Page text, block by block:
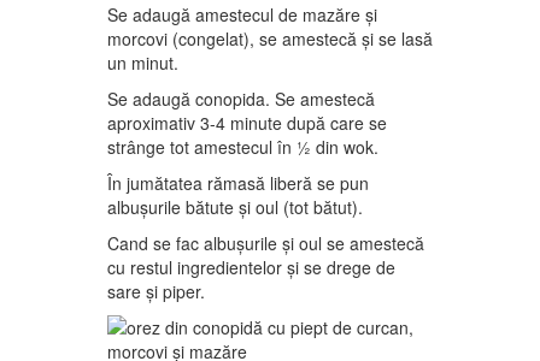
Se adaugă amestecul de mazăre și
morcovi (congelat), se amestecă și se lasă
un minut.
Se adaugă conopida. Se amestecă
aproximativ 3-4 minute după care se
strânge tot amestecul în ½ din wok.
În jumătatea rămasă liberă se pun
albușurile bătute și oul (tot bătut).
Cand se fac albușurile și oul se amestecă
cu restul ingredientelor și se drege de
sare și piper.